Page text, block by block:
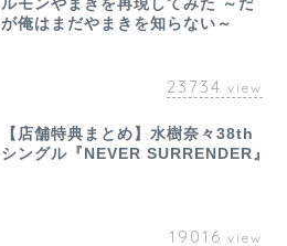
ルモンやまきを再現してみた ～だ
が俺はまだやまきを知らない～
23734 view
【店舗特典まとめ】水樹奈々38th
シングル『NEVER SURRENDER』
19016 view